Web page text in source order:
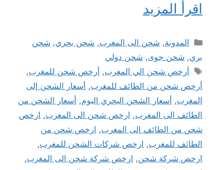
اقرأ المزيد
التصنيفات
المدونة, شحن الى المغرب, شحن بحري, شحن
بري, شحن جوى, شحن دولي
الوسوم
أرخص شحن الي المغرب, أرخص شحن للمغرب,
أرخص شحن من الطائف للمغرب, أسعار الشحن إلى
المغرب, أسعار الشحن البحري اليوم, أسعار الشحن من
الطائف الى المغرب, ارخص شحن الى المغرب, ارخص
شحن من الطائف الى المغرب, ارخص شحن من
الطائف للمغرب, ارخص شركات الشحن للمغرب,
ارخص شركة شحن, ارخص شركة شحن الى المغرب,